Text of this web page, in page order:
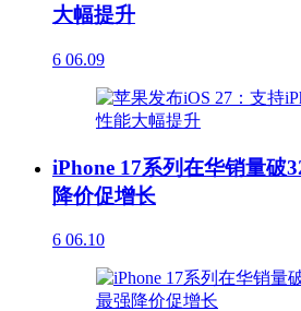
大幅提升
6 06.09
iPhone 17系列在华销量破
降价促增长
6 06.10